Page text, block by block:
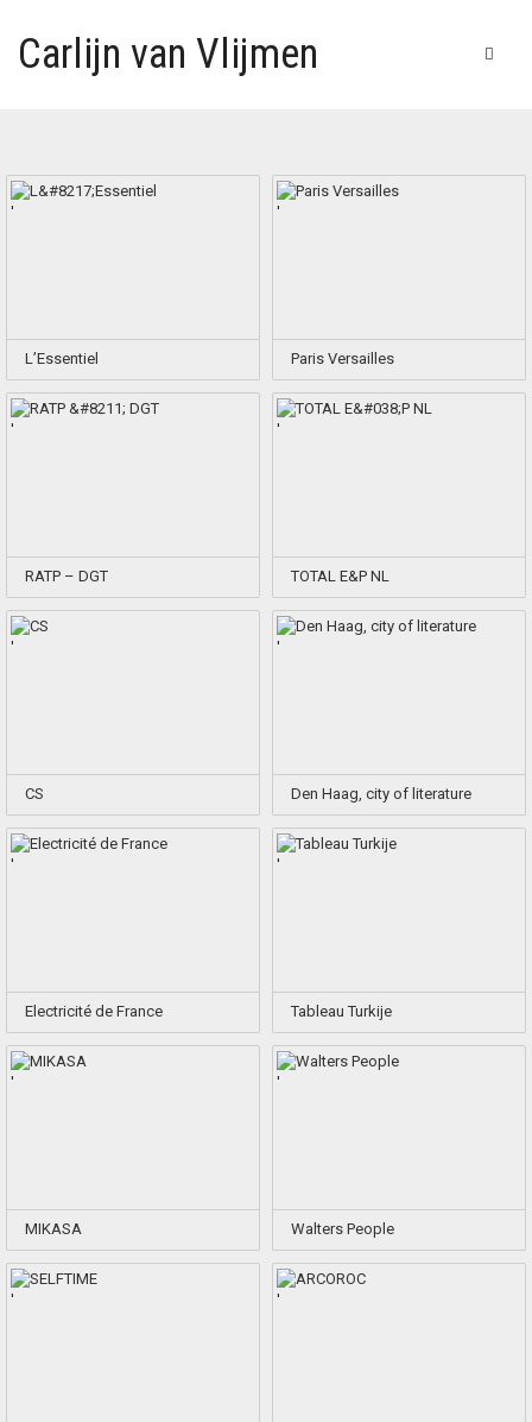
Carlijn van Vlijmen
'
L’Essentiel
'
Paris Versailles
'
RATP – DGT
'
TOTAL E&P NL
'
CS
'
Den Haag, city of literature
'
Electricité de France
'
Tableau Turkije
'
MIKASA
'
Walters People
' '